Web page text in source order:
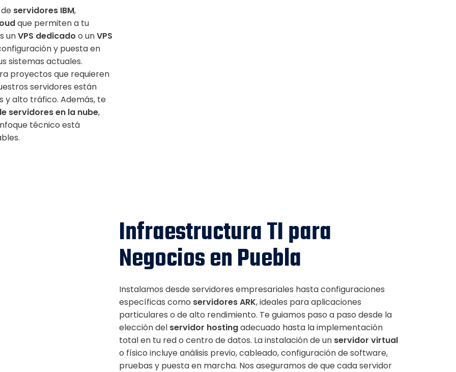
servidores IBM,
que permiten a tu
unVPS dedicado o unVPS
y puesta en
sistemas actuales.
proyectos que requieren
servidores están
y alto tráfico. Además, te
servidores en la nube,
técnico está
Infraestructura TI para
Negocios en Puebla
Instalamos desde servidores empresariales hasta configuraciones
específicas como servidores ARK, ideales para aplicaciones
particulares o de alto rendimiento. Te guiamos paso a paso desde la
elección del servidor hostingadecuado hasta la implementación
total en tu red o centro de datos. La instalación de un servidor virtual
o físico incluye análisis previo, cableado, configuración de software,
pruebas y puesta en marcha. Nos aseguramos de que cada servidor